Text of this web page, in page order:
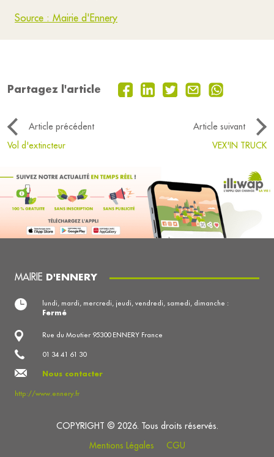
Source : Mairie d'Ennery
Partagez l'article
Article précédent
Article suivant
Vol d'extincteur
VEX'IN TRUCK
MAIRIE D'ENNERY
Rue du Moutier 95300 ENNERY France
01 34 41 61 30
Nous contacter
http://www.ennery.fr
lundi, mardi, mercredi, jeudi, vendredi, samedi, dimanche :
Fermé
COPYRIGHT © 2026. Tous droits réservés.
Mentions Légales
CGU